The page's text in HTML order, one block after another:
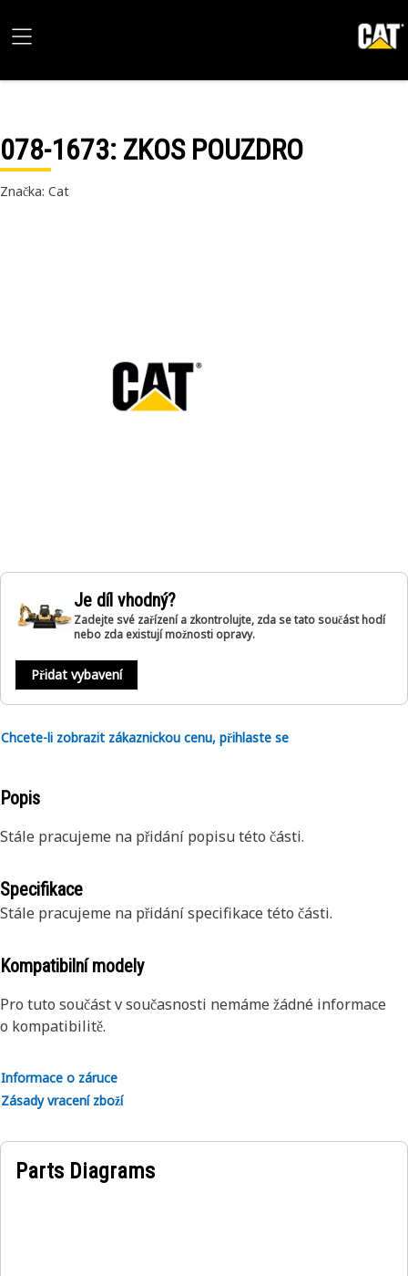
078-1673: ZKOS POUZDRO
Značka: Cat
Je díl vhodný?
Zadejte své zařízení a zkontrolujte, zda se tato součást hodí
nebo zda existují možnosti opravy.
Přidat vybavení
Chcete-li zobrazit zákaznickou cenu, přihlaste se
Popis
Stále pracujeme na přidání popisu této části.
Specifikace
Stále pracujeme na přidání specifikace této části.
Kompatibilní modely
Pro tuto součást v současnosti nemáme žádné informace
o kompatibilitě.
Informace o záruce
Zásady vracení zboží
Parts Diagrams